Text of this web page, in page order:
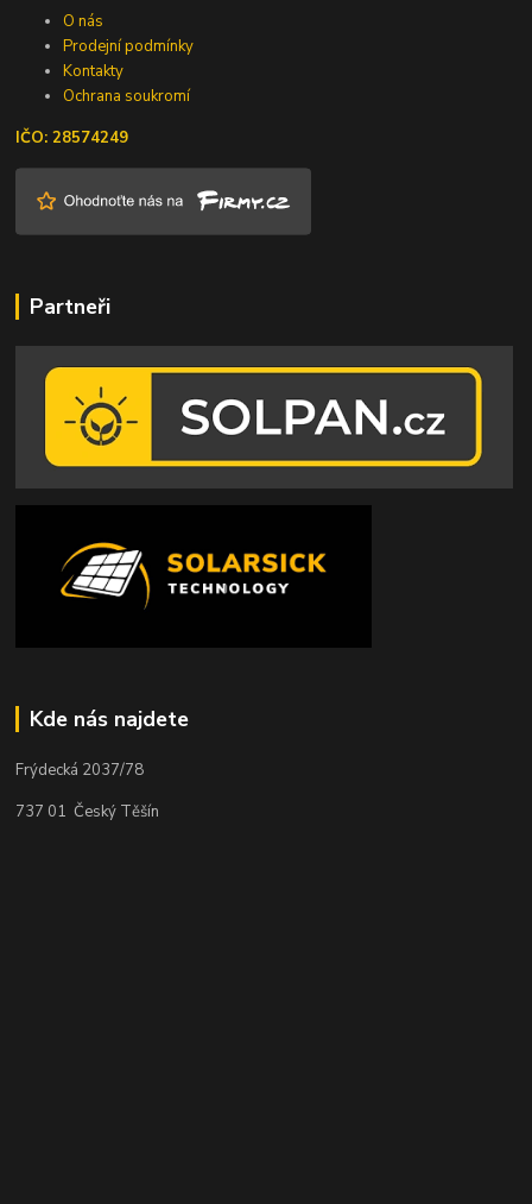
O nás
Prodejní podmínky
Kontakty
Ochrana soukromí
IČO: 28574249
Partneři
Kde nás najdete
Frýdecká 2037/78
737 01 Český Těšín